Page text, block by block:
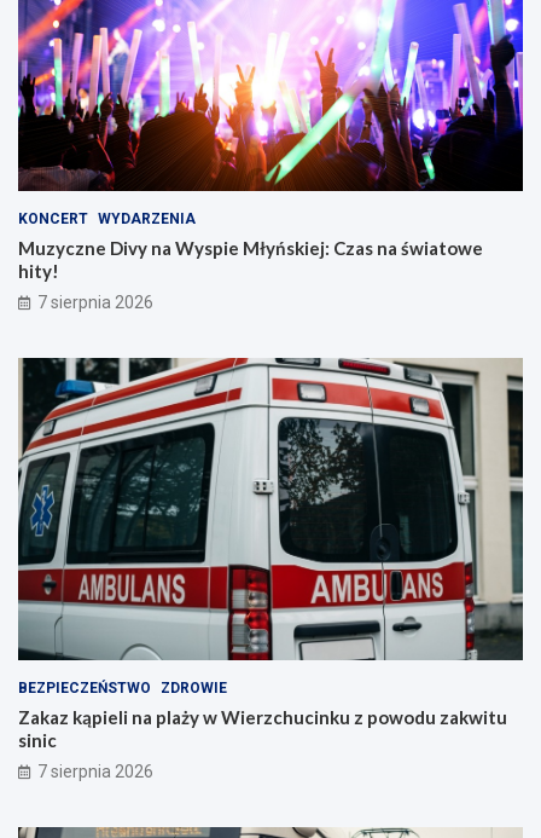
KONCERT WYDARZENIA
Muzyczne Divy na Wyspie Młyńskiej: Czas na światowe
hity!
7 sierpnia 2026
BEZPIECZEŃSTWO ZDROWIE
Zakaz kąpieli na plaży w Wierzchucinku z powodu zakwitu
sinic
7 sierpnia 2026